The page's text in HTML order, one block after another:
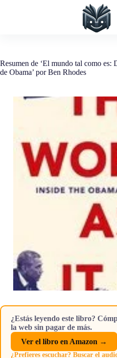
Resumen de ‘El mundo tal como es:
de Obama’ por Ben Rhodes
¿Estás leyendo este libro?
la web sin pagar de más.
Ver el libro en Amazon →
¿Prefieres escuchar? Buscar el